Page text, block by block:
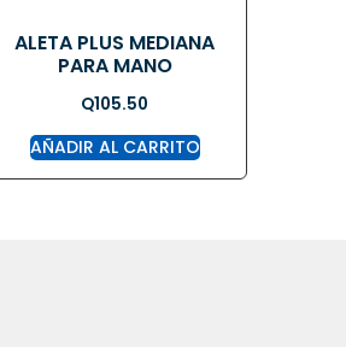
ALETA PLUS MEDIANA
PARA MANO
Q105.50
AÑADIR AL CARRITO